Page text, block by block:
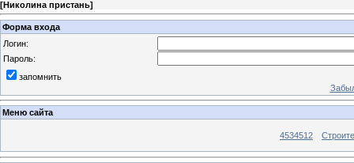
[Николина пристань]
Форма входа
Логин:
Пароль:
запомнить
Меню сайта
4534512